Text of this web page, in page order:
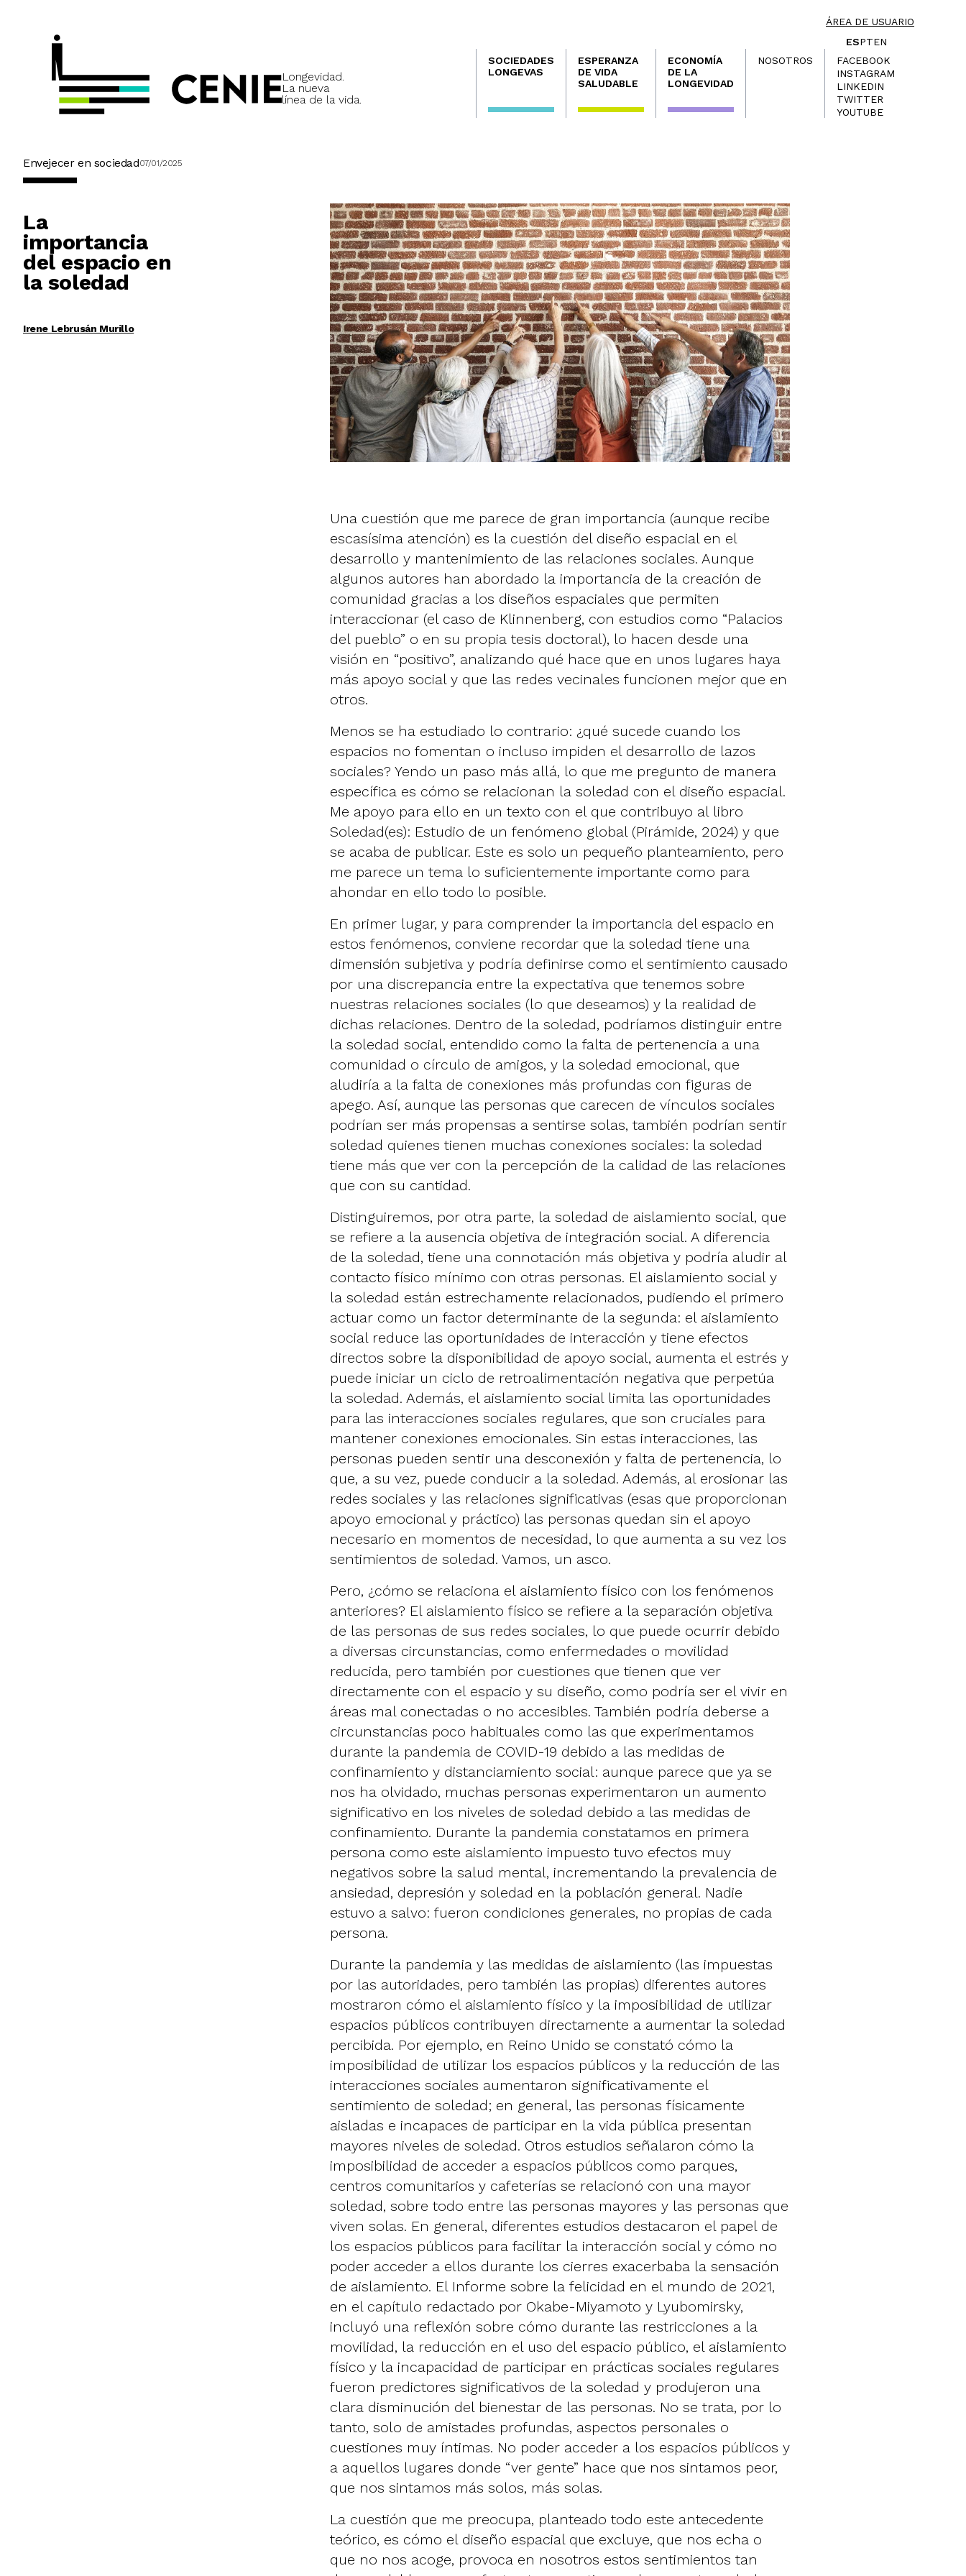
ÁREA DE USUARIO
Longevidad.
La nueva
línea de la vida.
ESPTEN
Navegación
principal
SOCIEDADES
LONGEVAS
ESPERANZA
DE VIDA
SALUDABLE
ECONOMÍA
DE LA
LONGEVIDAD
NOSOTROS
FACEBOOK
INSTAGRAM
LINKEDIN
TWITTER
YOUTUBE
Envejecer en sociedad07/01/2025
La
importancia
del espacio en
la soledad
Irene Lebrusán Murillo
Una cuestión que me parece de gran importancia (aunque recibe
escasísima atención) es la cuestión del diseño espacial en el
desarrollo y mantenimiento de las relaciones sociales. Aunque
algunos autores han abordado la importancia de la creación de
comunidad gracias a los diseños espaciales que permiten
interaccionar (el caso de Klinnenberg, con estudios como “Palacios
del pueblo” o en su propia tesis doctoral), lo hacen desde una
visión en “positivo”, analizando qué hace que en unos lugares haya
más apoyo social y que las redes vecinales funcionen mejor que en
otros.
Menos se ha estudiado lo contrario: ¿qué sucede cuando los
espacios no fomentan o incluso impiden el desarrollo de lazos
sociales? Yendo un paso más allá, lo que me pregunto de manera
específica es cómo se relacionan la soledad con el diseño espacial.
Me apoyo para ello en un texto con el que contribuyo al libro
Soledad(es): Estudio de un fenómeno global (Pirámide, 2024) y que
se acaba de publicar. Este es solo un pequeño planteamiento, pero
me parece un tema lo suficientemente importante como para
ahondar en ello todo lo posible.
En primer lugar, y para comprender la importancia del espacio en
estos fenómenos, conviene recordar que la soledad tiene una
dimensión subjetiva y podría definirse como el sentimiento causado
por una discrepancia entre la expectativa que tenemos sobre
nuestras relaciones sociales (lo que deseamos) y la realidad de
dichas relaciones. Dentro de la soledad, podríamos distinguir entre
la soledad social, entendido como la falta de pertenencia a una
comunidad o círculo de amigos, y la soledad emocional, que
aludiría a la falta de conexiones más profundas con figuras de
apego. Así, aunque las personas que carecen de vínculos sociales
podrían ser más propensas a sentirse solas, también podrían sentir
soledad quienes tienen muchas conexiones sociales: la soledad
tiene más que ver con la percepción de la calidad de las relaciones
que con su cantidad.
Distinguiremos, por otra parte, la soledad de aislamiento social, que
se refiere a la ausencia objetiva de integración social. A diferencia
de la soledad, tiene una connotación más objetiva y podría aludir al
contacto físico mínimo con otras personas. El aislamiento social y
la soledad están estrechamente relacionados, pudiendo el primero
actuar como un factor determinante de la segunda: el aislamiento
social reduce las oportunidades de interacción y tiene efectos
directos sobre la disponibilidad de apoyo social, aumenta el estrés y
puede iniciar un ciclo de retroalimentación negativa que perpetúa
la soledad. Además, el aislamiento social limita las oportunidades
para las interacciones sociales regulares, que son cruciales para
mantener conexiones emocionales. Sin estas interacciones, las
personas pueden sentir una desconexión y falta de pertenencia, lo
que, a su vez, puede conducir a la soledad. Además, al erosionar las
redes sociales y las relaciones significativas (esas que proporcionan
apoyo emocional y práctico) las personas quedan sin el apoyo
necesario en momentos de necesidad, lo que aumenta a su vez los
sentimientos de soledad. Vamos, un asco.
Pero, ¿cómo se relaciona el aislamiento físico con los fenómenos
anteriores? El aislamiento físico se refiere a la separación objetiva
de las personas de sus redes sociales, lo que puede ocurrir debido
a diversas circunstancias, como enfermedades o movilidad
reducida, pero también por cuestiones que tienen que ver
directamente con el espacio y su diseño, como podría ser el vivir en
áreas mal conectadas o no accesibles. También podría deberse a
circunstancias poco habituales como las que experimentamos
durante la pandemia de COVID-19 debido a las medidas de
confinamiento y distanciamiento social: aunque parece que ya se
nos ha olvidado, muchas personas experimentaron un aumento
significativo en los niveles de soledad debido a las medidas de
confinamiento. Durante la pandemia constatamos en primera
persona como este aislamiento impuesto tuvo efectos muy
negativos sobre la salud mental, incrementando la prevalencia de
ansiedad, depresión y soledad en la población general. Nadie
estuvo a salvo: fueron condiciones generales, no propias de cada
persona.
Durante la pandemia y las medidas de aislamiento (las impuestas
por las autoridades, pero también las propias) diferentes autores
mostraron cómo el aislamiento físico y la imposibilidad de utilizar
espacios públicos contribuyen directamente a aumentar la soledad
percibida. Por ejemplo, en Reino Unido se constató cómo la
imposibilidad de utilizar los espacios públicos y la reducción de las
interacciones sociales aumentaron significativamente el
sentimiento de soledad; en general, las personas físicamente
aisladas e incapaces de participar en la vida pública presentan
mayores niveles de soledad. Otros estudios señalaron cómo la
imposibilidad de acceder a espacios públicos como parques,
centros comunitarios y cafeterías se relacionó con una mayor
soledad, sobre todo entre las personas mayores y las personas que
viven solas. En general, diferentes estudios destacaron el papel de
los espacios públicos para facilitar la interacción social y cómo no
poder acceder a ellos durante los cierres exacerbaba la sensación
de aislamiento. El Informe sobre la felicidad en el mundo de 2021,
en el capítulo redactado por Okabe-Miyamoto y Lyubomirsky,
incluyó una reflexión sobre cómo durante las restricciones a la
movilidad, la reducción en el uso del espacio público, el aislamiento
físico y la incapacidad de participar en prácticas sociales regulares
fueron predictores significativos de la soledad y produjeron una
clara disminución del bienestar de las personas. No se trata, por lo
tanto, solo de amistades profundas, aspectos personales o
cuestiones muy íntimas. No poder acceder a los espacios públicos y
a aquellos lugares donde “ver gente” hace que nos sintamos peor,
que nos sintamos más solos, más solas.
La cuestión que me preocupa, planteado todo este antecedente
teórico, es cómo el diseño espacial que excluye, que nos echa o
que no nos acoge, provoca en nosotros estos sentimientos tan